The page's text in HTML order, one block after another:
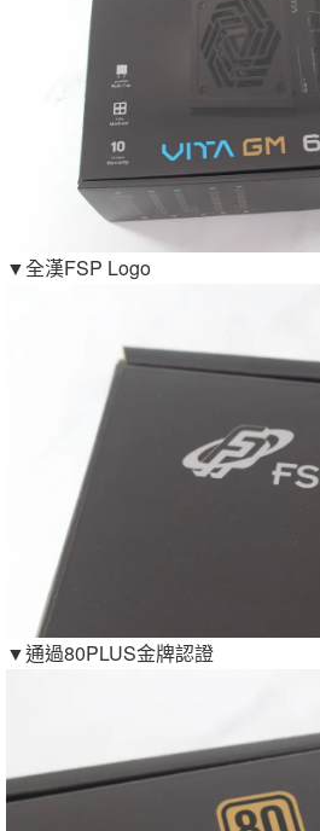
▼全漢FSP Logo
▼通過80PLUS金牌認證